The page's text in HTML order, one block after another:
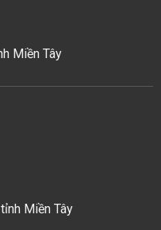
Miền Tây
Miền Tây